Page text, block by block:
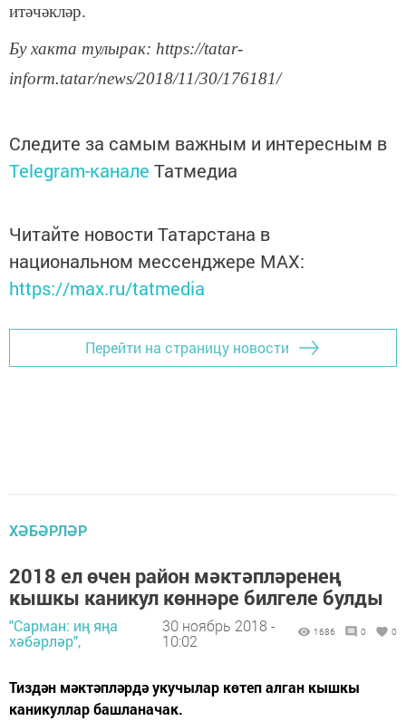
итәчәкләр.
Бу хакта тулырак: https://tatar-
inform.tatar/news/2018/11/30/176181/
Следите за самым важным и интересным в
Telegram-канале Татмедиа
Читайте новости Татарстана в
национальном мессенджере MАХ:
https://max.ru/tatmedia
Перейти на страницу новости
ХӘБӘРЛӘР
2018 ел өчен район мәктәпләренең
кышкы каникул көннәре билгеле булды
"Сарман: иң яңа
хәбәрләр",
30 ноябрь 2018 -
10:02
1686 0 0
Тиздән мәктәпләрдә укучылар көтеп алган кышкы
каникуллар башланачак.